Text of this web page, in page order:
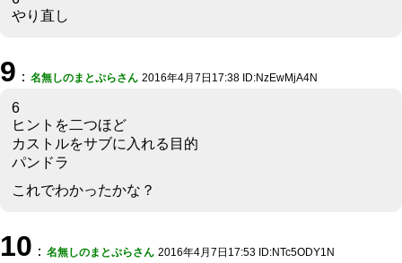
やり直し
9 ： 名無しのまとぷらさん 2016年4月7日17:38 ID:NzEwMjA4N
6
ヒントを二つほど
カストルをサブに入れる目的
パンドラ
これでわかったかな？
10 ： 名無しのまとぷらさん 2016年4月7日17:53 ID:NTc5ODY1N